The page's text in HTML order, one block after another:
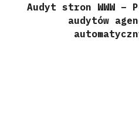
Audyt stron WWW –
audytów